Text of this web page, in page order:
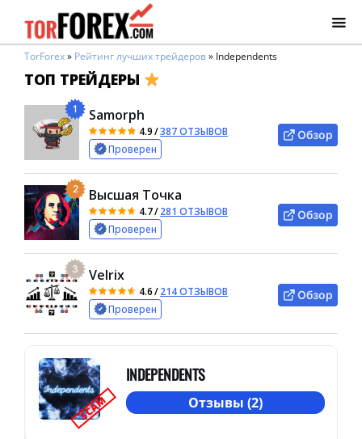
TorForex» Рейтинг лучших трейдеров» Independents
ТОП ТРЕЙДЕРЫ
1 Samorph
4.9/387 ОТЗЫВОВ
Проверен
Обзор
2 Высшая Точка
4.7/281 ОТЗЫВОВ
Проверен
Обзор
3 Velrix
4.6/214 ОТЗЫВОВ
Проверен
Обзор
SCAM
INDEPENDENTS
Отзывы (2)